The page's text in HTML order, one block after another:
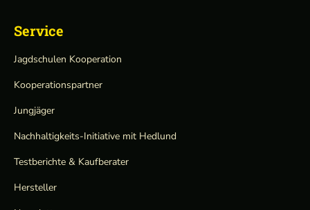
Service
Jagdschulen Kooperation
Kooperationspartner
Jungjäger
Nachhaltigkeits-Initiative mit Hedlund
Testberichte & Kaufberater
Hersteller